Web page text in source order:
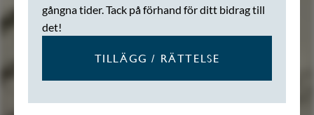
gångna tider. Tack på förhand för ditt bidrag till
det!
TILLÄGG / RÄTTELSE